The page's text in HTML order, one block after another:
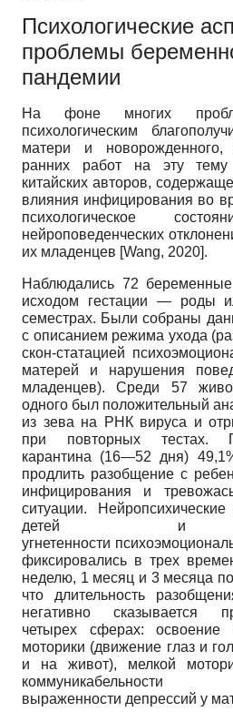
Психологические
проблемы
пандемии
На фоне многих
психологическим
матери и
ранних работ на эту тему
китайских авторов,
влияния инфицирования во
психологическое
нейроповеденческих
их младенцев [Wang, 2020].
Наблюдались 72
исходом гестации — роды
семестрах. Были собраны
с описанием режима ухода
скон-статацией
матерей и нарушения
младенцев). Среди 57
одного был положительный
из зева на РНК вируса и
при повторных тестах.
карантина (16—52 дня)
продлить разобщение с
инфицирования и
ситуации.
детей и
угнетенности
фиксировались в трех
неделю, 1 месяц и 3 месяца
что длительность
негативно сказывается
четырех сферах: освоение
моторики (движение глаз и
и на живот), мелкой
выраженности депрессий у